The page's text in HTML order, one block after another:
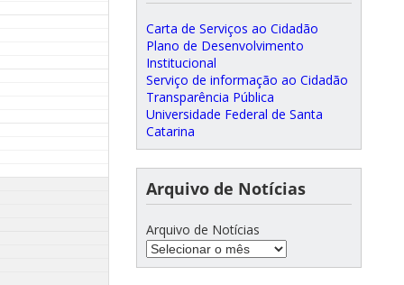
Carta de Serviços ao Cidadão
Plano de Desenvolvimento
Institucional
Serviço de informação ao Cidadão
Transparência Pública
Universidade Federal de Santa
Catarina
Arquivo de Notícias
Arquivo de Notícias